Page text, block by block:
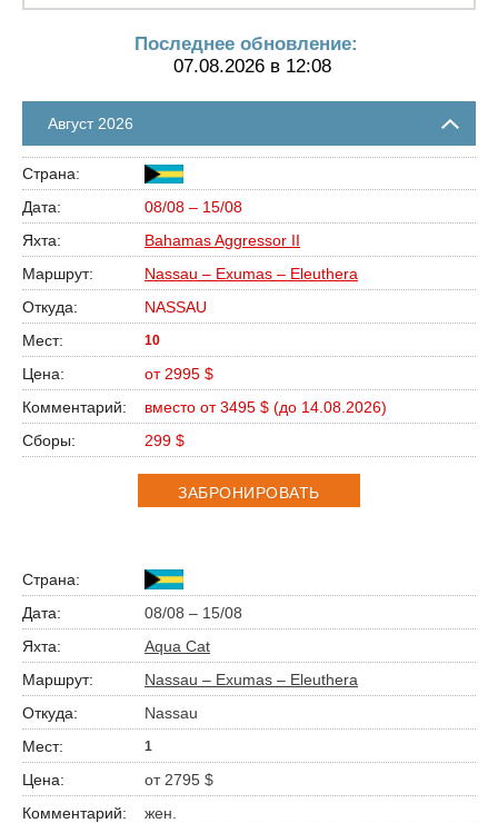
Последнее обновление:
07.08.2026 в 12:08
Август 2026
08/08 – 15/08
Bahamas Aggressor II
Nassau – Exumas – Eleuthera
NASSAU
10
от 2995 $
вместо от 3495 $ (до 14.08.2026)
299 $
ЗАБРОНИРОВАТЬ
08/08 – 15/08
Aqua Cat
Nassau – Exumas – Eleuthera
Nassau
1
от 2795 $
жен.